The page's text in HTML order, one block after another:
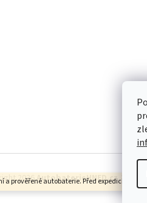
a prověřené autobaterie. Před expedicí
2026AutobaterieHNED.cz.